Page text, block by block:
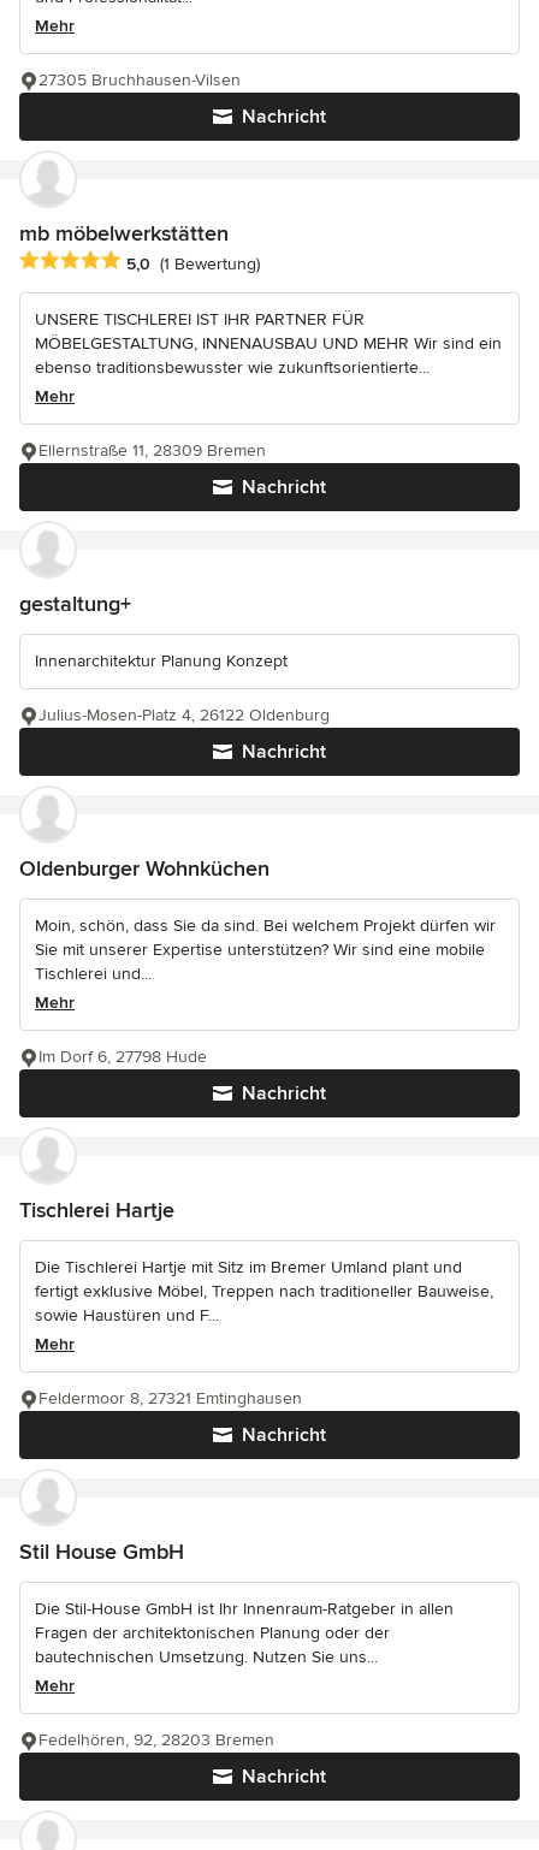
Mehr
Nachricht
27305 Bruchhausen-Vilsen
mb möbelwerkstätten
Durchschnittliche Bewertung: 5 von 5 Sternen
5,0 (1 Bewertung)
UNSERE TISCHLEREI IST IHR PARTNER FÜR
MÖBELGESTALTUNG, INNENAUSBAU UND MEHR Wir sind ein
ebenso traditionsbewusster wie zukunftsorientierte...
Mehr
Nachricht
Ellernstraße 11, 28309 Bremen
gestaltung+
Innenarchitektur Planung Konzept
Nachricht
Julius-Mosen-Platz 4, 26122 Oldenburg
Oldenburger Wohnküchen
Moin, schön, dass Sie da sind. Bei welchem Projekt dürfen wir
Sie mit unserer Expertise unterstützen? Wir sind eine mobile
Tischlerei und...
Mehr
Nachricht
Im Dorf 6, 27798 Hude
Tischlerei Hartje
Die Tischlerei Hartje mit Sitz im Bremer Umland plant und
fertigt exklusive Möbel, Treppen nach traditioneller Bauweise,
sowie Haustüren und F...
Mehr
Nachricht
Feldermoor 8, 27321 Emtinghausen
Stil House GmbH
Die Stil-House GmbH ist Ihr Innenraum-Ratgeber in allen
Fragen der architektonischen Planung oder der
bautechnischen Umsetzung. Nutzen Sie uns...
Mehr
Nachricht
Fedelhören, 92, 28203 Bremen